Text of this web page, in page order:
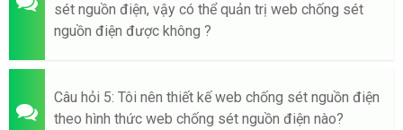
sét nguồn điện, vậy có thể quản trị web chống sét
nguồn điện được không ?
Câu hỏi 5: Tôi nên thiết kế web chống sét nguồn điện
theo hình thức web chống sét nguồn điện nào?